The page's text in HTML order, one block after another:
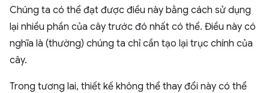
Chúng ta có thể đạt được điều này bằng cách sử dụng
lại nhiều phần của cây trước đó nhất có thể. Điều này có
nghĩa là (thường) chúng ta chỉ cần tạo lại trục chính của
cây.
Trong tương lai, thiết kế không thể thay đổi này có thể